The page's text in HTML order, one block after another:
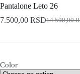
Pantalone Leto 26
14.500,00
Original
7.500,00 RSDCurrent
Color